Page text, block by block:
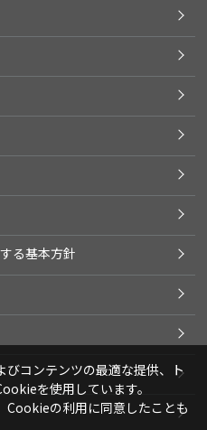
る基本方針
びコンテンツの最適な提供、ト
を使用しています。
Cookieの利用に同意したことも